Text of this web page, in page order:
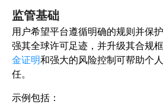
监管基础
用户希望平台遵循明确的规则并保
强其全球许可足迹，并升级其合规框
金证明和强大的风险控制可帮助个
任。
示例包括：